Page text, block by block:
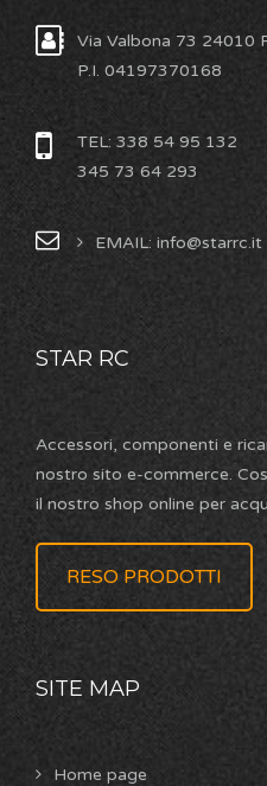
Via Valbona 73 24010
P.I. 04197370168
TEL: 338 54 95 132
345 73 64 293
EMAIL: info@starrc.it
STAR RC
Accessori, componenti e
nostro sito e-commerce.
il nostro shop online per
RESO PRODOTTI
SITE MAP
Home page